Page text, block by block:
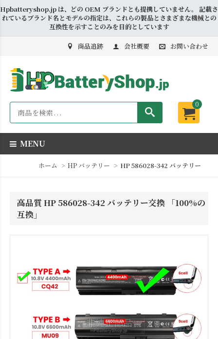
Hpbatteryshop.jp は、どの OEM ブランドとも提携していません。 記載さ
れているブランド名とモデルの指定は、これらの製品とさまざまな機械との
互換性を示すことのみを目的としています
商品追跡 会社概要 お問い合わせ
0
MENU
ホーム HP バッテリー HP 586028-342 バッテリー
高品質 HP 586028-342 バッテリー交換 「100%の
互換」